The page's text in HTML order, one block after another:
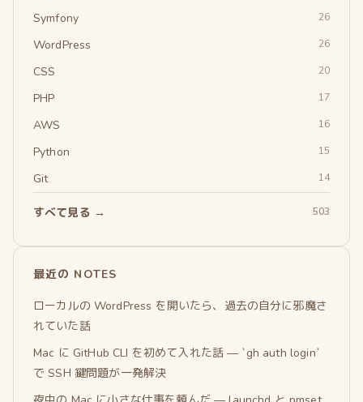
Symfony 26
WordPress 26
CSS 20
PHP 17
AWS 16
Python 15
Git 14
すべて見る → 503
最近の NOTES
ローカルの WordPress を開いたら、過去の自分に邪魔さ
れていた話
Mac に GitHub CLI を初めて入れた話 — `gh auth login`
で SSH 鍵問題が一発解決